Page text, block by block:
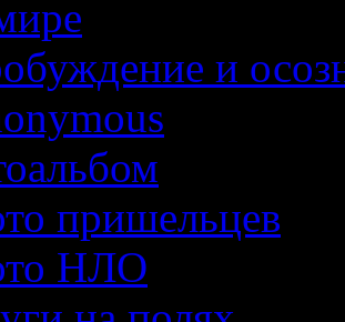
и
пришельцев
НЛО